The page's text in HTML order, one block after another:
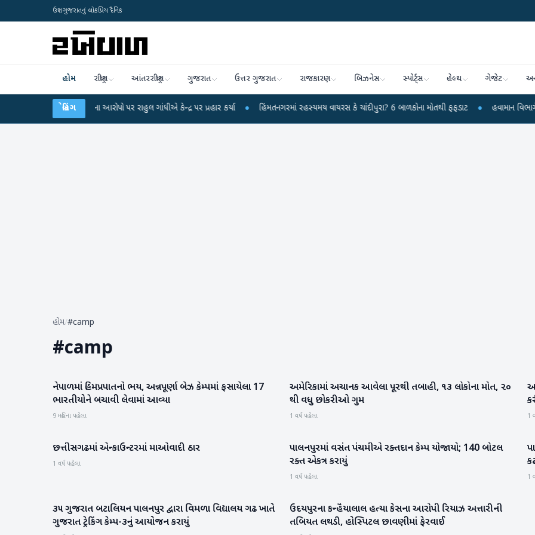
ઉત્તર ગુજરાતનું લોકપ્રિય દૈનિક
હોમ રાષ્ટ્રીય આંતરરાષ્ટ્રીય ગુજરાત ઉત્તર ગુજરાત રાજકારણ બિઝનેસ સ્પોર્ટ્સ હેલ્થ ગેજેટ
બ્રેકિંગ
પરીક્ષા લીકના આરોપો પર રાહુલ ગાંધીએ કેન્દ્ર પર પ્રહાર કર્યા ● હિંમતનગરમાં રહસ્યમય વાયરસ કે ચાંદીપુરા? 6 બાળકોના મોતથી ફફડાટ ● હવામાન વિભાગે 18 રાજ્યો
હોમ/#camp
#camp
રાષ્ટ્રીય
નેપાળમાં હિમપ્રપાતનો ભય, અન્નપૂર્ણા બેઝ કેમ્પમાં ફસાયેલા 17
ભારતીયોને બચાવી લેવામાં આવ્યા
9 મહિના પહેલા
આંતરરાષ્ટ્રીય
અમેરિકામાં અચાનક આવેલા પૂરથી તબાહી, ૧૩ લોકોના મોત, ૨૦
થી વધુ છોકરીઓ ગુમ
1 વર્ષ પહેલા 1
રાષ્ટ્રીય
છત્તીસગઢમાં એન્કાઉન્ટરમાં માઓવાદી ઠાર
1 વર્ષ પહેલા
બનાસકાંઠા
પાલનપુરમાં વસંત પંચમીએ રક્તદાન કેમ્પ યોજાયો; 140 બોટલ
રક્ત એકત્ર કરાયું
1 વર્ષ પહેલા 1
બનાસકાંઠા
૩૫ ગુજરાત બટાલિયન પાલનપુર દ્વારા વિમળા વિદ્યાલય ગઢ ખાતે
ગુજરાત ટ્રેકિંગ કેમ્પ-૩નું આયોજન કરાયું
રાષ્ટ્રીય
ઉદયપુરના કન્હૈયાલાલ હત્યા કેસના આરોપી રિયાઝ અત્તારીની
તબિયત લથડી, હોસ્પિટલ છાવણીમાં ફેરવાઈ